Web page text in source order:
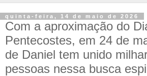
quinta-feira, 14 de maio de 2026
Com a aproximação do
Pentecostes, em 24 de
de Daniel tem unido
pessoas nessa busca